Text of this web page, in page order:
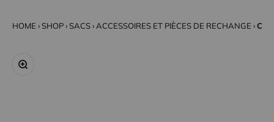
HOME › SHOP› SACS› ACCESSOIRES ET PIÈCES DE RECHANGE ›
Zoomer sur l'image